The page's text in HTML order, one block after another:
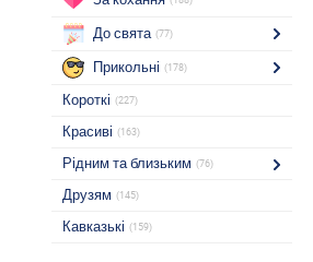
До свята (77)
Прикольні (178)
Короткі (227)
Красиві (163)
Рідним та близьким (76)
Друзям (145)
Кавказькі (159)